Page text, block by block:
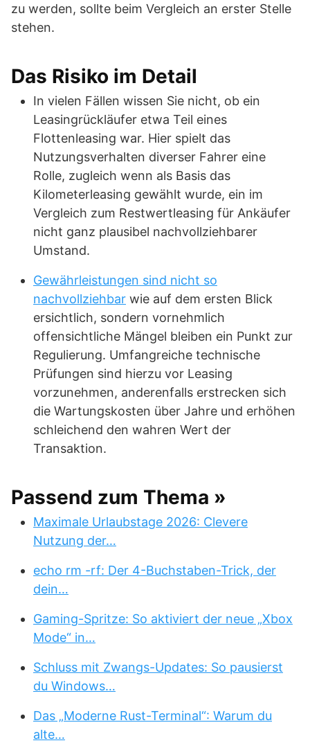
zu werden, sollte beim Vergleich an erster Stelle
stehen.
Das Risiko im Detail
In vielen Fällen wissen Sie nicht, ob ein
Leasingrückläufer etwa Teil eines
Flottenleasing war. Hier spielt das
Nutzungsverhalten diverser Fahrer eine
Rolle, zugleich wenn als Basis das
Kilometerleasing gewählt wurde, ein im
Vergleich zum Restwertleasing für Ankäufer
nicht ganz plausibel nachvollziehbarer
Umstand.
Gewährleistungen sind nicht so
nachvollziehbar wie auf dem ersten Blick
ersichtlich, sondern vornehmlich
offensichtliche Mängel bleiben ein Punkt zur
Regulierung. Umfangreiche technische
Prüfungen sind hierzu vor Leasing
vorzunehmen, anderenfalls erstrecken sich
die Wartungskosten über Jahre und erhöhen
schleichend den wahren Wert der
Transaktion.
Passend zum Thema »
Maximale Urlaubstage 2026: Clevere
Nutzung der…
echo rm -rf: Der 4-Buchstaben-Trick, der
dein…
Gaming-Spritze: So aktiviert der neue „Xbox
Mode“ in…
Schluss mit Zwangs-Updates: So pausierst
du Windows…
Das „Moderne Rust-Terminal“: Warum du
alte…